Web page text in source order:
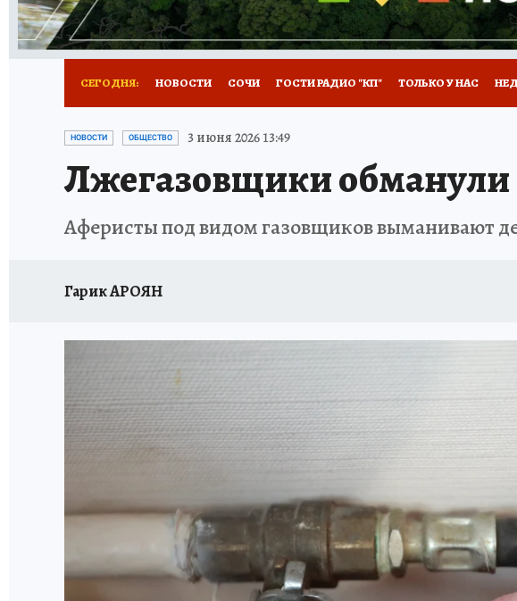
СЕГОДНЯ: НОВОСТИ СОЧИ ГОСТИ РАДИО "КП" ТОЛЬКО У НАС
ОТДЫХ В РОССИИ ЗДОРОВЬЕ КУБАНИ
НОВОСТИ ОБЩЕСТВО 3 июня 2026 13:49
Лжегазовщики обманули
Аферисты под видом газовщиков выманивают
Гарик АРОЯН